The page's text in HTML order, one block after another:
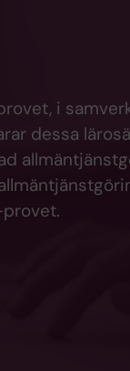
i
dessa